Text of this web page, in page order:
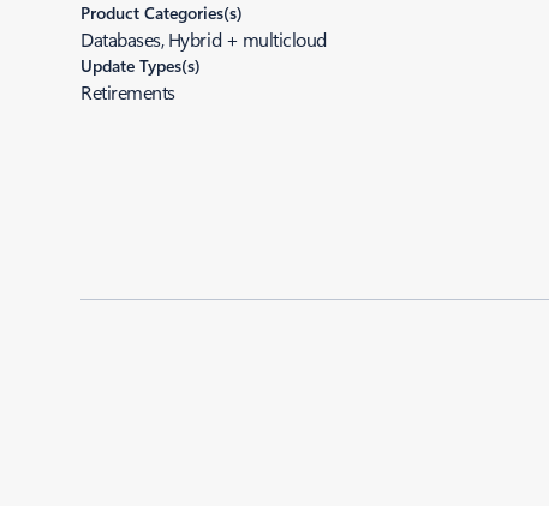
Product Categories(s)
Databases, Hybrid + multicloud
Update Types(s)
Retirements